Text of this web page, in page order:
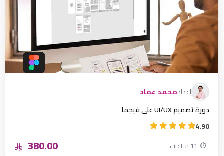
إعدادمحمد عماد
دورة تصميم UI/UX على فيجما
4.90
380.00 ⏱ 11 ساعات